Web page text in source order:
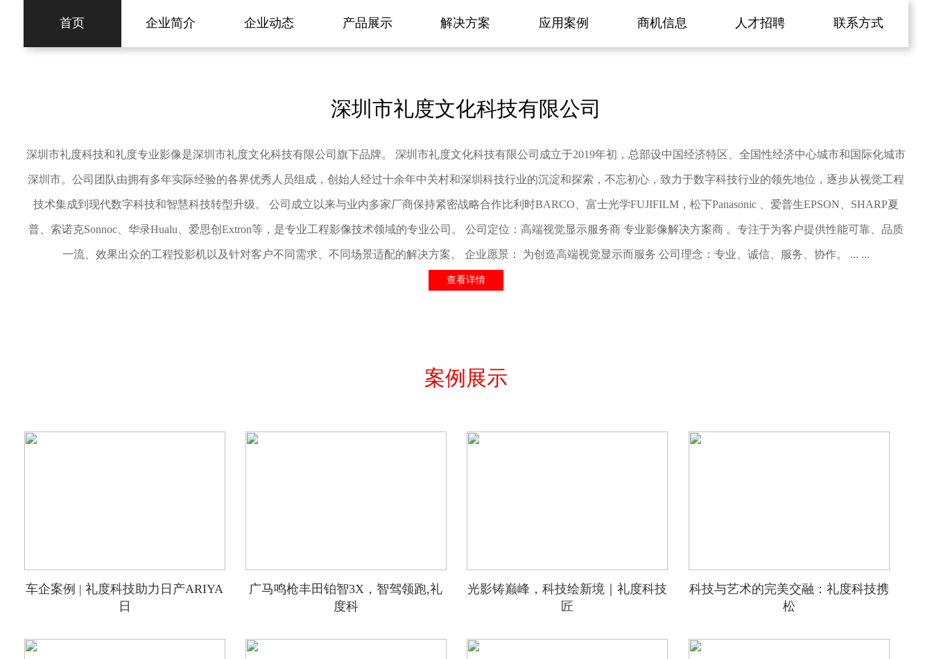
首页 企业简介 企业动态 产品展示 解决方案 应用案例 商机信息 人才招聘 联系方式
深圳市礼度文化科技有限公司
深圳市礼度科技和礼度专业影像是深圳市礼度文化科技有限公司旗下品牌。 深圳市礼度文化科技有限公司成立于2019年初，总部设中国经济特区、全国性经济中心城市和国际化城市
深圳市。公司团队由拥有多年实际经验的各界优秀人员组成，创始人经过十余年中关村和深圳科技行业的沉淀和探索，不忘初心，致力于数字科技行业的领先地位，逐步从视觉工程
技术集成到现代数字科技和智慧科技转型升级。 公司成立以来与业内多家厂商保持紧密战略合作比利时BARCO、富士光学FUJIFILM，松下Panasonic 、爱普生EPSON、SHARP夏
普、 索诺克Sonnoc、华录Hualu、爱思创Extron等，是专业工程影像技术领域的专业公司。 公司定位：高端视觉显示服务商 专业影像解决方案商 。专注于为客户提供性能可靠、品质
一流、效果出众的工程投影机以及针对客户不同需求、不同场景适配的解决方案。 企业愿景： 为创造高端视觉显示而服务 公司理念：专业、诚信、服务、协作。 ... ...
查看详情
案例展示
车企案例 | 礼度科技助力日产ARIYA
日
广马鸣枪丰田铂智3X，智驾领跑,礼
度科
光影铸巅峰，科技绘新境｜礼度科技
匠
科技与艺术的完美交融：礼度科技携
松